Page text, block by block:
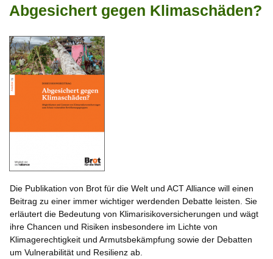
Abgesichert gegen Klimaschäden?
Die Publikation von Brot für die Welt und ACT Alliance will einen
Beitrag zu einer immer wichtiger werdenden Debatte leisten. Sie
erläutert die Bedeutung von Klimarisikoversicherungen und wägt
ihre Chancen und Risiken insbesondere im Lichte von
Klimagerechtigkeit und Armutsbekämpfung sowie der Debatten
um Vulnerabilität und Resilienz ab.